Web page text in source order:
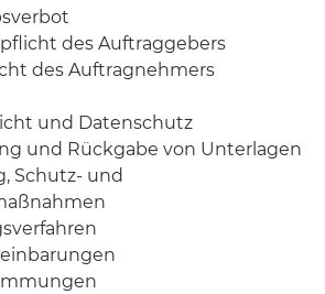
des Auftraggebers
des Auftragnehmers
und Datenschutz
und Rückgabe von Unterlagen
Schutz- und